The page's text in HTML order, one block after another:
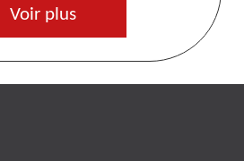
Voir plus